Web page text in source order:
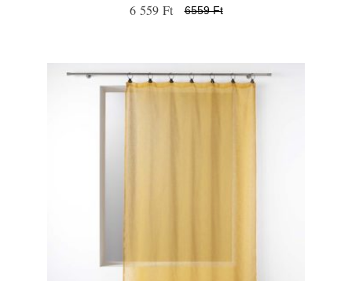
6 559 Ft 6559 Ft